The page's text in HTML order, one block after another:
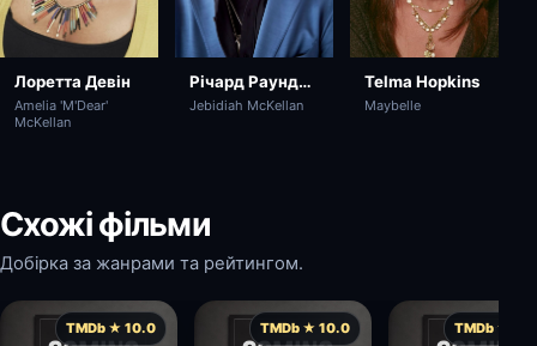
Лоретта Девін
Amelia 'M'Dear'
McKellan
Річард Раундтрі
Jebidiah McKellan
Telma Hopkins
Maybelle
Схожі фільми
Добірка за жанрами та рейтингом.
TMDb ★ 10.0 TMDb ★ 10.0 TMDb ★